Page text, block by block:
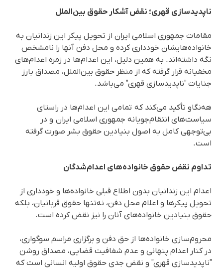
ناپدیدسازی قهری؛ نقض آشکار حقوق بین‌الملل
مقامات جمهوری اسلامی ایران از تحویل پیکر این زندانیان به
خانواده‌هایشان خودداری کرده و محل دفن آنها را نامشخص
نگه داشته‌اند. به همین دلیل، این اعدام‌ها در زمره اعدام‌های
مخفیانه قرار گرفته کە از منظر حقوق بین‌الملل، مصداق بارز
جنایات "ناپدیدسازی قهری" می‌باشد.
هەنگاو تأکید می‌کند کە تمامی این اعدام‌ها در راستای
سیاست‌های انتقام‌جویانه جمهوری اسلامی ایران و در
بی‌توجهی کامل به اصول بنیادین حقوق بشر صورت گرفته
است.
تداوم نقض حقوق خانواده‌های اعدام‌شدگان
اعدام این زندانیان بدون اطلاع قبلی خانواده‌ها و خودداری از
تحویل پیکرها و اعلام محل دفن، نه‌تنها حقوق قربانیان، بلکه
حقوق بنیادین خانواده‌های آنان را نیز نقض کرده است.
محروم‌سازی خانواده‌ها از حق دفن و برگزاری مراسم سوگواری،
در کنار اعدام پنهانی و عدم شفافیت قضایی، مصداق روشن
"ناپدیدسازی قهری" و نقض جدی حقوق اولیه انسانی است که